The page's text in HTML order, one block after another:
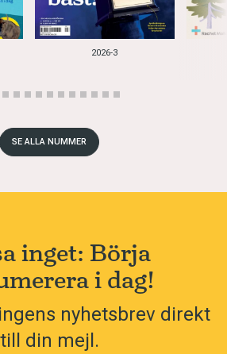
2026-3
SE ALLA NUMMER
inget: Börja
i dag!
nyhetsbrev direkt
till din mejl.